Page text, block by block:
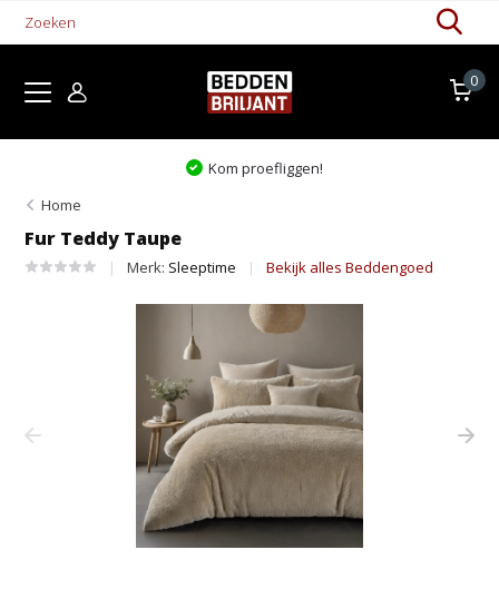
0
Kom proefliggen!
Home
Fur Teddy Taupe
Merk: Sleeptime Bekijk alles Beddengoed